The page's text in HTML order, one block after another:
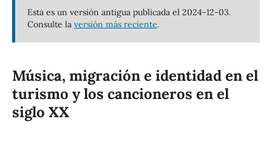
Esta es un versión antigua publicada el 2024-12-03.
Consulte la versión más reciente.
Música, migración e identidad en el
turismo y los cancioneros en el
siglo XX